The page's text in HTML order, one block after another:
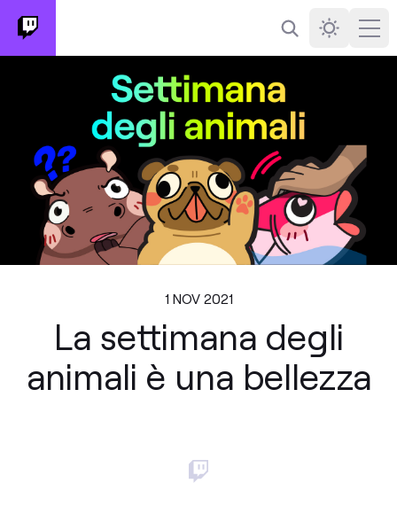
Cerca
Darkmode
1 NOV 2021
La settimana degli
animali è una bellezza